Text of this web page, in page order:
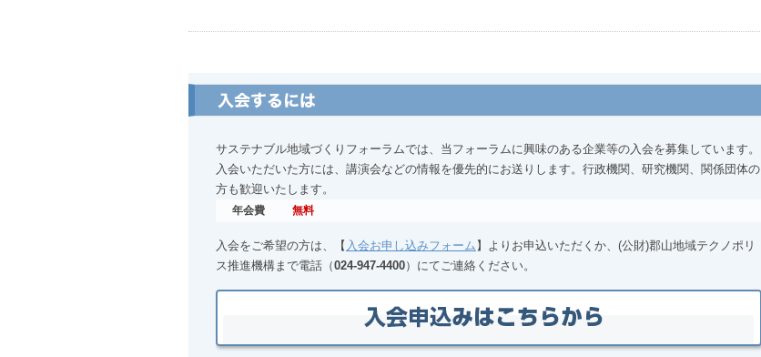
サステナブル地域づくりフォーラムでは、当フォーラムに興味のある企業等の入会を募集しています。
入会いただいた方には、講演会などの情報を優先的にお送りします。行政機関、研究機関、関係団体の
方も歓迎いたします。
年会費 無料
入会をご希望の方は、【 入会お申し込みフォーム 】よりお申込いただくか、(公財)郡山地域テクノポリ
ス推進機構まで電話（024-947-4400）にてご連絡ください。